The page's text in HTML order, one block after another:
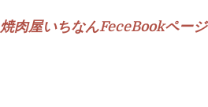
焼肉屋いちなんFeceBookページ